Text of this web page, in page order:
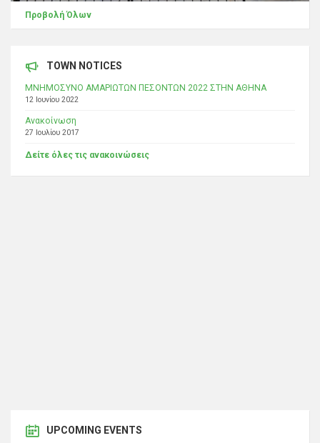
Προβολή Όλων
TOWN NOTICES
ΜΝΗΜΟΣΥΝΟ ΑΜΑΡΙΩΤΩΝ ΠΕΣΟΝΤΩΝ 2022 ΣΤΗΝ ΑΘΗΝΑ
12 Ιουνίου 2022
Ανακοίνωση
27 Ιουλίου 2017
Δείτε όλες τις ανακοινώσεις
UPCOMING EVENTS